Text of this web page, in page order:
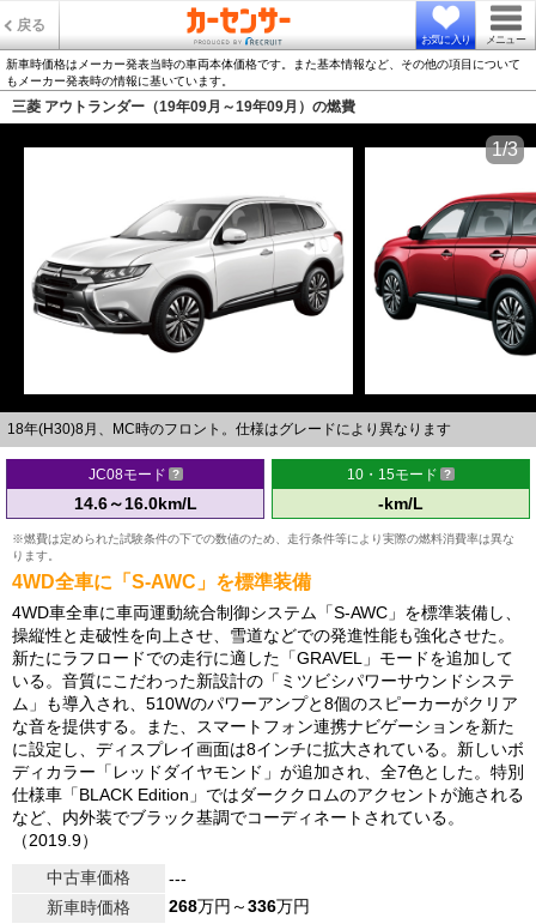
戻る
お気に入り メニュー
新車時価格はメーカー発表当時の車両本体価格です。また基本情報など、その他の項目について
もメーカー発表時の情報に基いています。
三菱 アウトランダー（19年09月～19年09月）の燃費
18年(H30)8月、MC時のフロント。仕様はグレードにより異なります
1/3
JC08モード
14.6～16.0km/L
10・15モード
-km/L
※燃費は定められた試験条件の下での数値のため、走行条件等により実際の燃料消費率は異な
ります。
4WD全車に「S-AWC」を標準装備
4WD車全車に車両運動統合制御システム「S-AWC」を標準装備し、
操縦性と走破性を向上させ、雪道などでの発進性能も強化させた。
新たにラフロードでの走行に適した「GRAVEL」モードを追加して
いる。音質にこだわった新設計の「ミツビシパワーサウンドシステ
ム」も導入され、510Wのパワーアンプと8個のスピーカーがクリア
な音を提供する。また、スマートフォン連携ナビゲーションを新た
に設定し、ディスプレイ画面は8インチに拡大されている。新しいボ
ディカラー「レッドダイヤモンド」が追加され、全7色とした。特別
仕様車「BLACK Edition」ではダーククロムのアクセントが施される
など、内外装でブラック基調でコーディネートされている。
（2019.9）
中古車価格
---
新車時価格
268万円～336万円